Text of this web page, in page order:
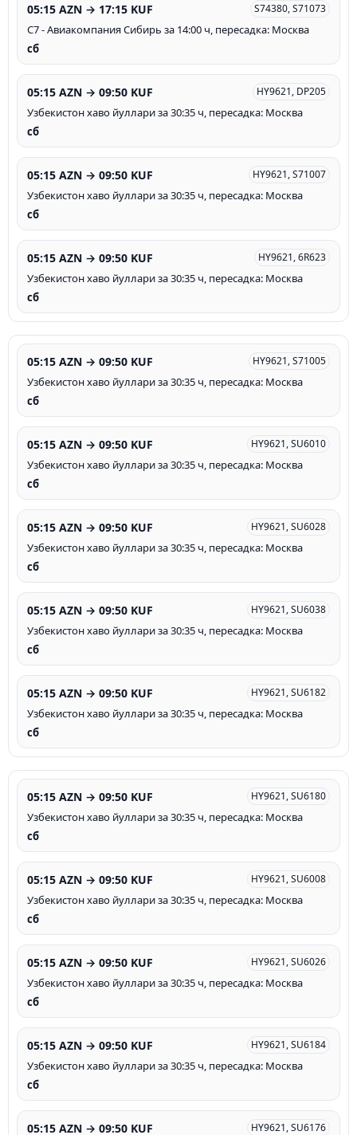
05:15 AZN → 17:15 KUF S74380, S71073
С7 - Авиакомпания Сибирь за 14:00 ч, пересадка: Москва
сб
05:15 AZN → 09:50 KUF HY9621, DP205
Узбекистон хаво йуллари за 30:35 ч, пересадка: Москва
сб
05:15 AZN → 09:50 KUF HY9621, S71007
Узбекистон хаво йуллари за 30:35 ч, пересадка: Москва
сб
05:15 AZN → 09:50 KUF HY9621, 6R623
Узбекистон хаво йуллари за 30:35 ч, пересадка: Москва
сб
05:15 AZN → 09:50 KUF HY9621, S71005
Узбекистон хаво йуллари за 30:35 ч, пересадка: Москва
сб
05:15 AZN → 09:50 KUF HY9621, SU6010
Узбекистон хаво йуллари за 30:35 ч, пересадка: Москва
сб
05:15 AZN → 09:50 KUF HY9621, SU6028
Узбекистон хаво йуллари за 30:35 ч, пересадка: Москва
сб
05:15 AZN → 09:50 KUF HY9621, SU6038
Узбекистон хаво йуллари за 30:35 ч, пересадка: Москва
сб
05:15 AZN → 09:50 KUF HY9621, SU6182
Узбекистон хаво йуллари за 30:35 ч, пересадка: Москва
сб
05:15 AZN → 09:50 KUF HY9621, SU6180
Узбекистон хаво йуллари за 30:35 ч, пересадка: Москва
сб
05:15 AZN → 09:50 KUF HY9621, SU6008
Узбекистон хаво йуллари за 30:35 ч, пересадка: Москва
сб
05:15 AZN → 09:50 KUF HY9621, SU6026
Узбекистон хаво йуллари за 30:35 ч, пересадка: Москва
сб
05:15 AZN → 09:50 KUF HY9621, SU6184
Узбекистон хаво йуллари за 30:35 ч, пересадка: Москва
сб
05:15 AZN → 09:50 KUF HY9621, SU6176